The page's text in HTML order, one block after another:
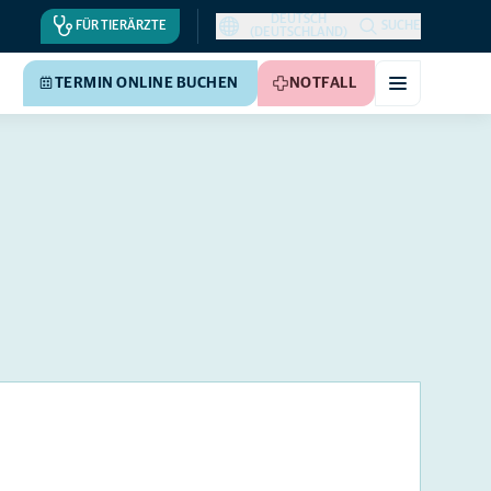
FÜR TIERÄRZTE
DEUTSCH
(DEUTSCHLAND)
SUCHE
TERMIN ONLINE BUCHEN NOTFALL